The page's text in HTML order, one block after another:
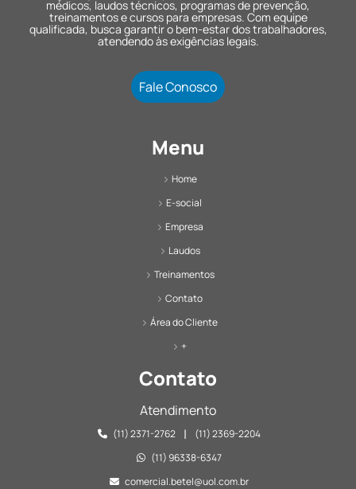
médicos, laudos técnicos, programas de prevenção,
treinamentos e cursos para empresas. Com equipe
qualificada, busca garantir o bem-estar dos trabalhadores,
atendendo às exigências legais.
Fale Conosco
Menu
Home
E-social
Empresa
Laudos
Treinamentos
Contato
Área do Cliente
+
Contato
Atendimento
(11) 2371-2762 |
(11) 2369-2204
(11) 96338-6347
comercial.betel@uol.com.br